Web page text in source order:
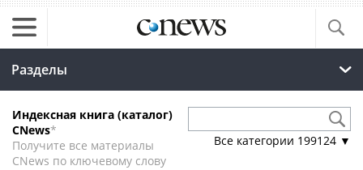
Разделы
Индексная книга (каталог)
CNews*
Получите все материалы
CNews по ключевому слову
Все категории 199124 ▼